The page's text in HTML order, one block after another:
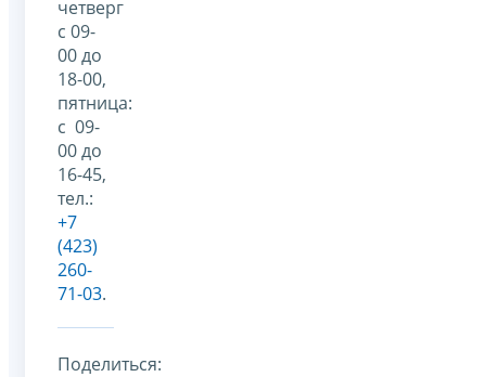
четверг
с 09-
00 до
18-00,
пятница:
с 09-
00 до
16-45,
тел.:
+7
(423)
260-
71-03.
Поделиться: